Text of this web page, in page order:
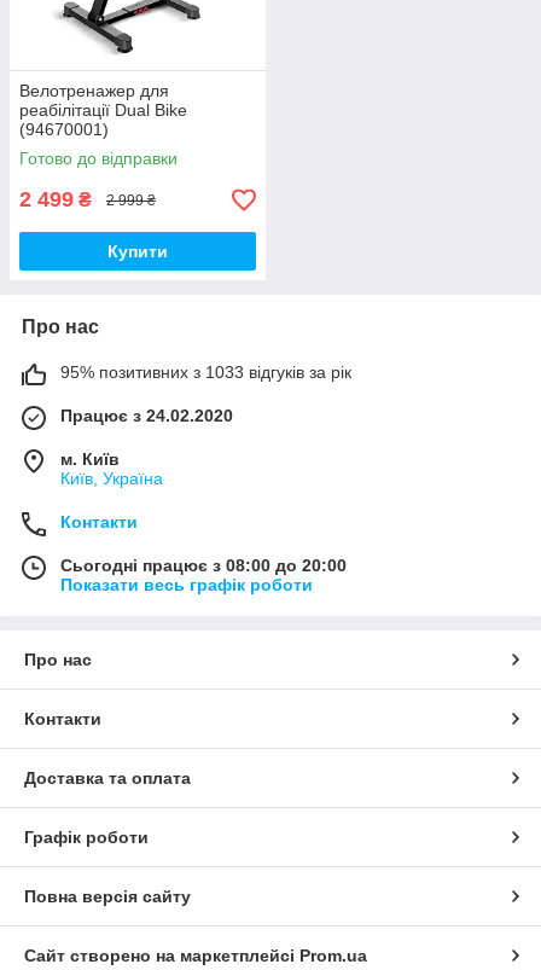
Велотренажер для
реабілітації Dual Bike
(94670001)
Готово до відправки
2 499 ₴ 2 999 ₴
Купити
Про нас
95% позитивних з 1033 відгуків за рік
Працює з 24.02.2020
м. Київ
Київ, Україна
Контакти
Сьогодні працює з 08:00 до 20:00
Показати весь графік роботи
Про нас
Контакти
Доставка та оплата
Графік роботи
Повна версія сайту
Сайт створено на маркетплейсі Prom.ua